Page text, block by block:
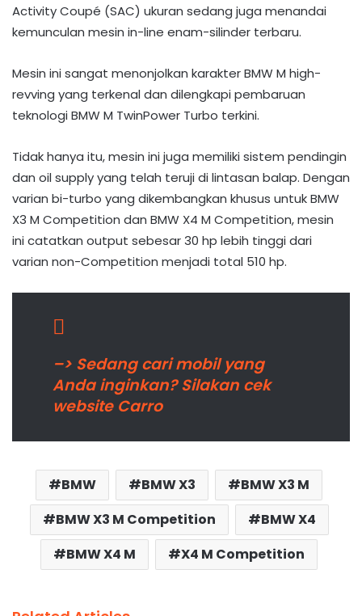
Activity Coupé (SAC) ukuran sedang juga menandai
kemunculan mesin in-line enam-silinder terbaru.
Mesin ini sangat menonjolkan karakter BMW M high-
revving yang terkenal dan dilengkapi pembaruan
teknologi BMW M TwinPower Turbo terkini.
Tidak hanya itu, mesin ini juga memiliki sistem pendingin
dan oil supply yang telah teruji di lintasan balap. Dengan
varian bi-turbo yang dikembangkan khusus untuk BMW
X3 M Competition dan BMW X4 M Competition, mesin
ini catatkan output sebesar 30 hp lebih tinggi dari
varian non-Competition menjadi total 510 hp.
–> Sedang cari mobil yang
Anda inginkan? Silakan cek
website Carro
BMW BMW X3
BMW X3 M
BMW X3 M Competition
BMW X4
BMW X4 M
X4 M Competition